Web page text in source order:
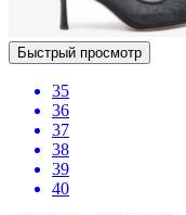
Быстрый просмотр
35
36
37
38
39
40